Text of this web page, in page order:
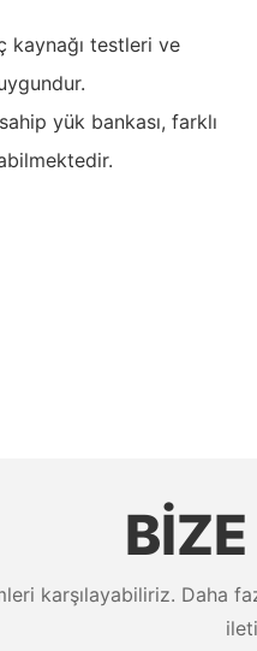
kaynağı testleri ve
yük bankası, farklı
karşılayabiliriz. Daha